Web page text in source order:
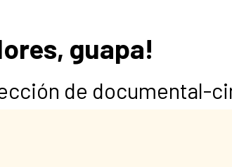
guapa!
de documental-